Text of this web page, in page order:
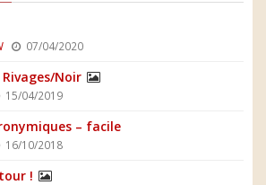
07/04/2020
Noir
15/04/2019
– facile
16/10/2018
!